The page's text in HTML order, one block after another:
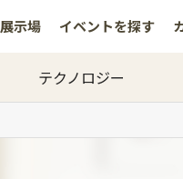
展示場 イベントを探す
テクノロジー